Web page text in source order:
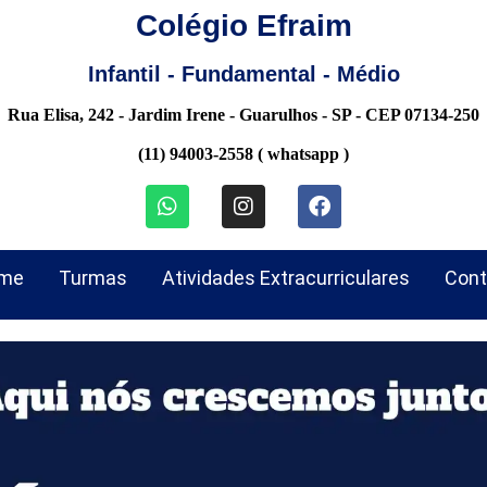
Colégio Efraim
Infantil - Fundamental - Médio
Rua Elisa, 242 - Jardim Irene - Guarulhos - SP - CEP 07134-250
(11) 94003-2558 ( whatsapp )
Turmas Atividades Extracurriculares